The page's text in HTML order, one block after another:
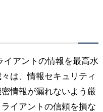
アントの情報を最高水
は、情報セキュリティ
情報が漏れないよう厳
イアントの信頼を損な